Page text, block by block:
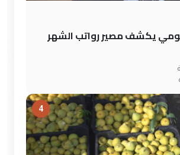
يكشف مصير رواتب الشهر
4